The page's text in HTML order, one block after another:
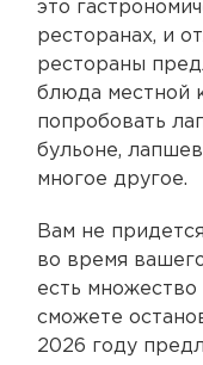
это
ресторанах, и
рестораны
блюда местной
попробовать
бульоне,
многое другое.
Вам не
во время
есть множество
сможете
2026 году